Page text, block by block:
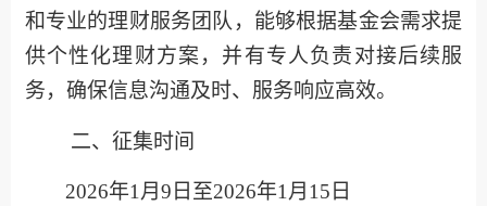
和专业的理财服务团队，能够根据基金会需求提
供个性化理财方案，并有专人负责对接后续服
务，确保信息沟通及时、服务响应高效。
二、征集时间
2026年1月9日至2026年1月15日